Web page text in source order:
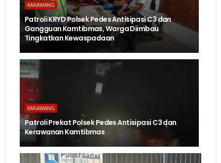
KARAWANG
Patroli KRYD Polsek Pedes Antisipasi C3 dan
Gangguan Kamtibmas, Warga Diimbau
Tingkatkan Kewaspadaan
KARAWANG
Patroli Prekat Polsek Pedes Antisipasi C3 dan
Kerawanan Kamtibmas